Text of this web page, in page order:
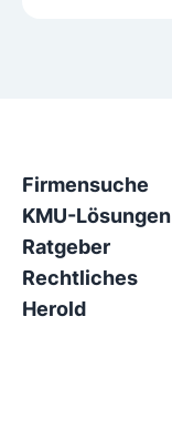
Firmensuche
KMU-Lösungen
Ratgeber
Rechtliches
Herold